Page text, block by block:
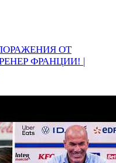
ОТ
ФРАНЦИИ! |